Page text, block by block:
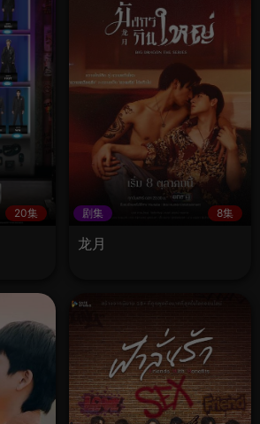
20集 剧集 8集
龙月